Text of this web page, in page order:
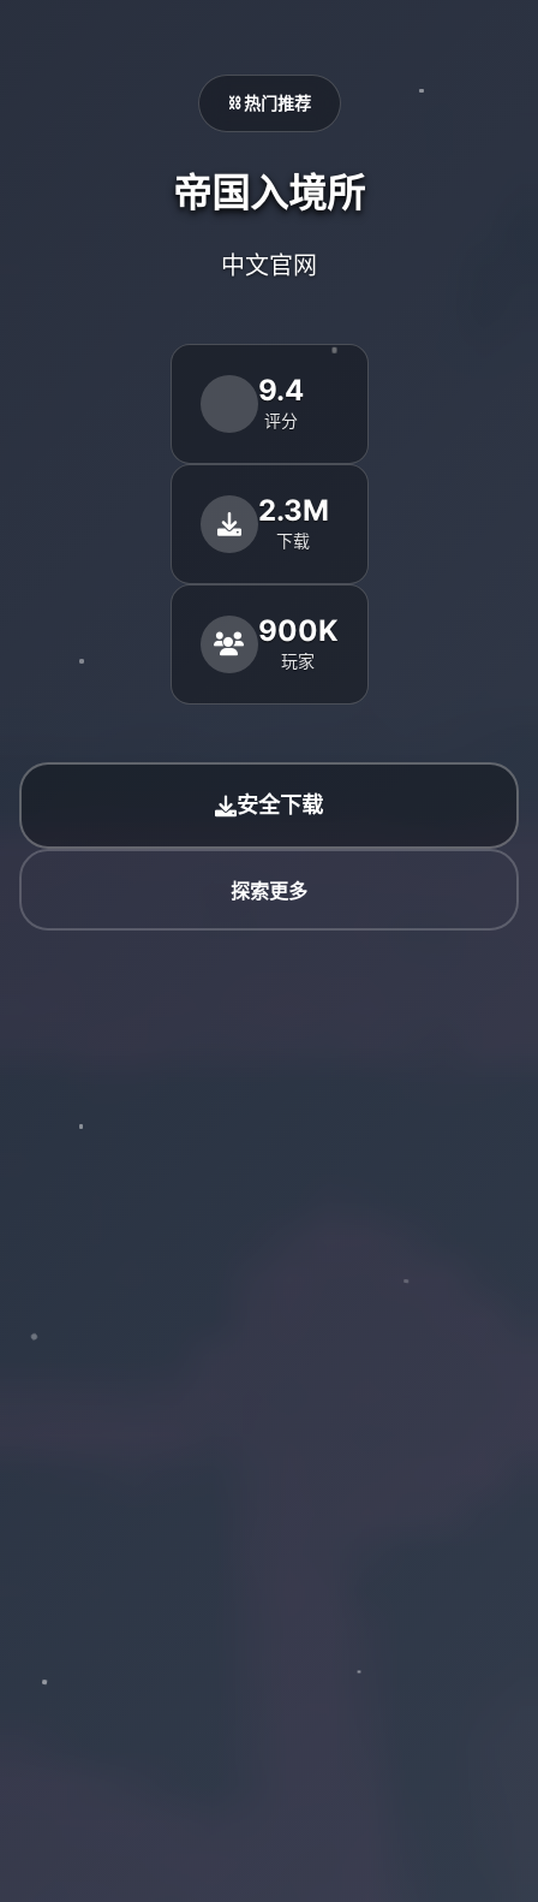
⛓️ 热门推荐
帝国入境所
中文官网
9.4
评分
2.3M
下载
900K
玩家
安全下载
探索更多